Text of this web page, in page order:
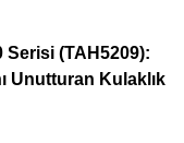
Serisi (TAH5209):
Unutturan Kulaklık